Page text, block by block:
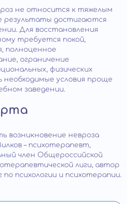
не относится к тяжелым
результаты достигаются
Для восстановления
требуется покой,
полноценное
ограничение
физических
необходимые условия проще
заведении.
возникновение невроза
– психотерапевт,
член Общероссийской
лиги, автор
по психологии и психотерапии.